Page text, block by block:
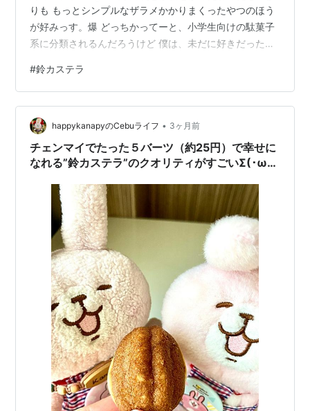
りも もっとシンプルなザラメかかりまくったやつのほう
が好みっす。爆 どっちかってーと、小学生向けの駄菓子
系に分類されるんだろうけど 僕は、未だに好きだったり
らに言えば、酒もタバコも呑むｗ） ってのは珍しいのか
もね＾＾； 美味しゅうございました♪ ごちそうさまでし
た＾人＾ ランキング参加中食べ物
#鈴カステラ
happykanapyのCebuライフ • 3ヶ月前
チェンマイでたった５バーツ（約25円）で幸せに
なれる”鈴カステラ”のクオリティがすごいΣ(･ω･